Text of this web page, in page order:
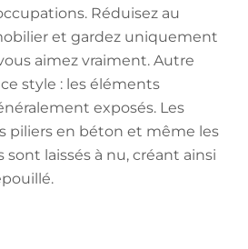
Réduisez au
et gardez uniquement
aimez vraiment. Autre
style : les éléments
exposés. Les
piliers en béton et même les
laissés à nu, créant ainsi